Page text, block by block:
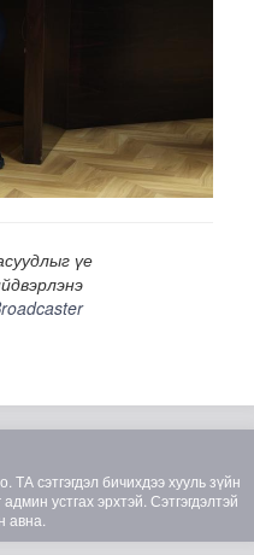
үе
сэтгэгдэл бичихдээ хууль зүйн
устгах эрхтэй. Сэтгэгдэлтэй
авна.